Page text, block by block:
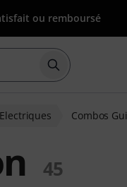
ou remboursé
Démarrer la
Combos
45